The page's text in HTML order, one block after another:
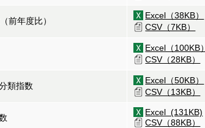
前年度比）
Excel（38KB）
CSV（7KB）
Excel（100KB）
CSV（28KB）
類指数
Excel（50KB）
CSV（13KB）
Excel (131KB)
CSV（88KB）